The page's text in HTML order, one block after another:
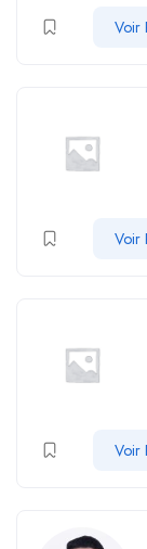
Voir
Voir
Voir